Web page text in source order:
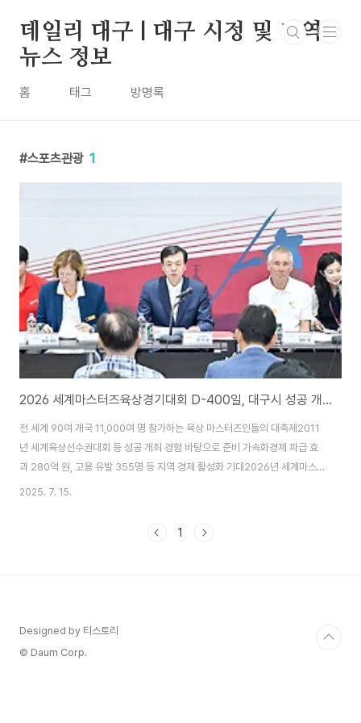
데일리 대구 | 대구 시정 및 지역
뉴스 정보
홈 태그 방명록
스포츠관광 1
2026 세계마스터즈육상경기대회 D-400일, 대구시 성공 개최 위한 총력전 돌입
전 세계 90여 개국 11,000여 명 참가하는 육상 마스터즈인들의 대축제2011
년 세계육상선수권대회 등 성공 개최 경험 바탕으로 준비 가속화경제 파급 효
과 280억 원, 고용 유발 355명 등 지역 경제 활성화 기대2026년 세계마스터
즈육상경기대회가 400여 일 앞으로 다가오면서 대구시의 성공 개최를 위한
들이 참가하는 이번 대회는 대구가 국제 육상 도시로서의 위상을 한 단계 높이
2025. 7. 15.
1
Designed by 티스토리
© Daum Corp.